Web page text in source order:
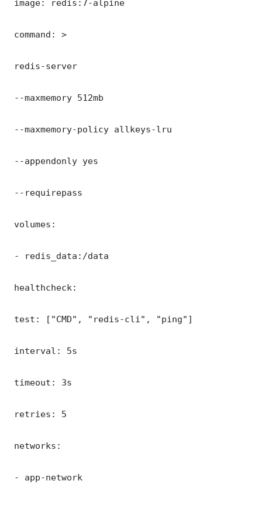
image: redis:7-alpine
command: >
redis-server
--maxmemory 512mb
--maxmemory-policy allkeys-lru
--appendonly yes
--requirepass
volumes:
- redis_data:/data
healthcheck:
test: ["CMD", "redis-cli", "ping"]
interval: 5s
timeout: 3s
retries: 5
networks:
- app-network